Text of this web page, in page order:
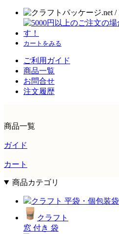
カートをみる
ご利用ガイド
商品一覧
お問合せ
注文履歴
商品一覧
ガイド
カート
商品カテゴリ
クラフト 平袋・個包装袋
クラフト
窓 付き 袋